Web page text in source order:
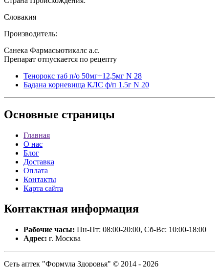
Словакия
Производитель:
Санека Фармасьютикалс а.с.
Препарат отпускается по рецепту
Тенорокс таб п/о 50мг+12,5мг N 28
Бадана корневища КЛС ф/п 1.5г N 20
Основные страницы
Главная
О нас
Блог
Доставка
Оплата
Контакты
Карта сайта
Контактная информация
Рабочие часы: Пн-Пт: 08:00-20:00, Сб-Вс: 10:00-18:00
Адрес: г. Москва
Сеть аптек "Формула Здоровья" © 2014 - 2026